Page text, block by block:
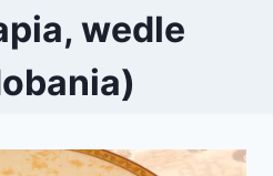
wedle